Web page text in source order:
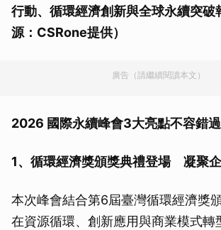
行動、循環經濟創新與全球永續突破
源：CSRone提供）
廣告（請繼續閱讀本文）
2026 國際永續峰會3大亮點不容錯過
1、循環經濟獎頒獎典禮登場 凝聚
本次峰會結合第6屆臺灣循環經濟獎
在資源循環、創新應用與商業模式轉